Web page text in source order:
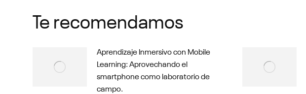
Te recomendamos
Aprendizaje Inmersivo con Mobile
Learning: Aprovechando el
smartphone como laboratorio de
campo.